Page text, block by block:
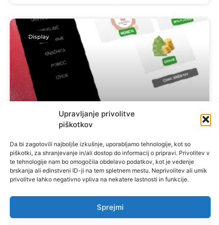
Upravljanje privolitve
piškotkov
Da bi zagotovili najboljše izkušnje, uporabljamo tehnologije, kot so
piškotki, za shranjevanje in/ali dostop do informacij o pripravi. Privolitev v
te tehnologije nam bo omogočila obdelavo podatkov, kot je vedenje
brskanja ali edinstveni ID-ji na tem spletnem mestu. Neprivolitev ali umik
privolitve lahko negativno vpliva na nekatere lastnosti in funkcije.
Sprejmi
Display
Printbox Ukinja Nakup Kreditov
Preko Moneta/VALU Od 9. Junija
2026
Moneta/VALU After nearly 14 years of
operation, Printbox will discontinue the